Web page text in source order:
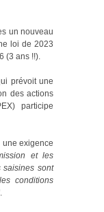
un nouveau
loi de 2023
(3 ans !!).
prévoit une
des actions
participe
une exigence
et les
saisines sont
conditions